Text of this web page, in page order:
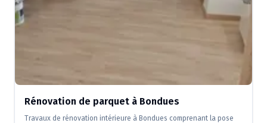
Rénovation de parquet à Bondues
Travaux de rénovation intérieure à Bondues comprenant la pose